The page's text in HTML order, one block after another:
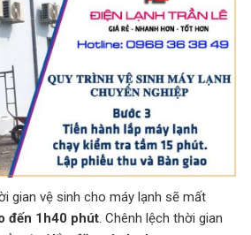
gian vệ sinh cho máy lạnh sẽ mất
đến 1h40 phút . Chênh lệch thời gian